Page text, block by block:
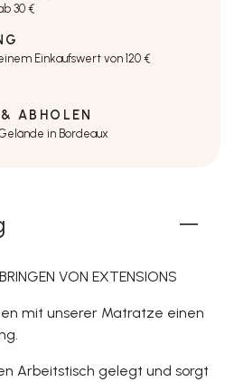
30 €
Einkaufswert von 120 €
ABHOLEN
in Bordeaux
VON EXTENSIONS
mit unserer Matratze einen
Arbeitstisch gelegt und sorgt